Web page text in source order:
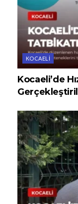
KOCAELI
Kocaeli’de